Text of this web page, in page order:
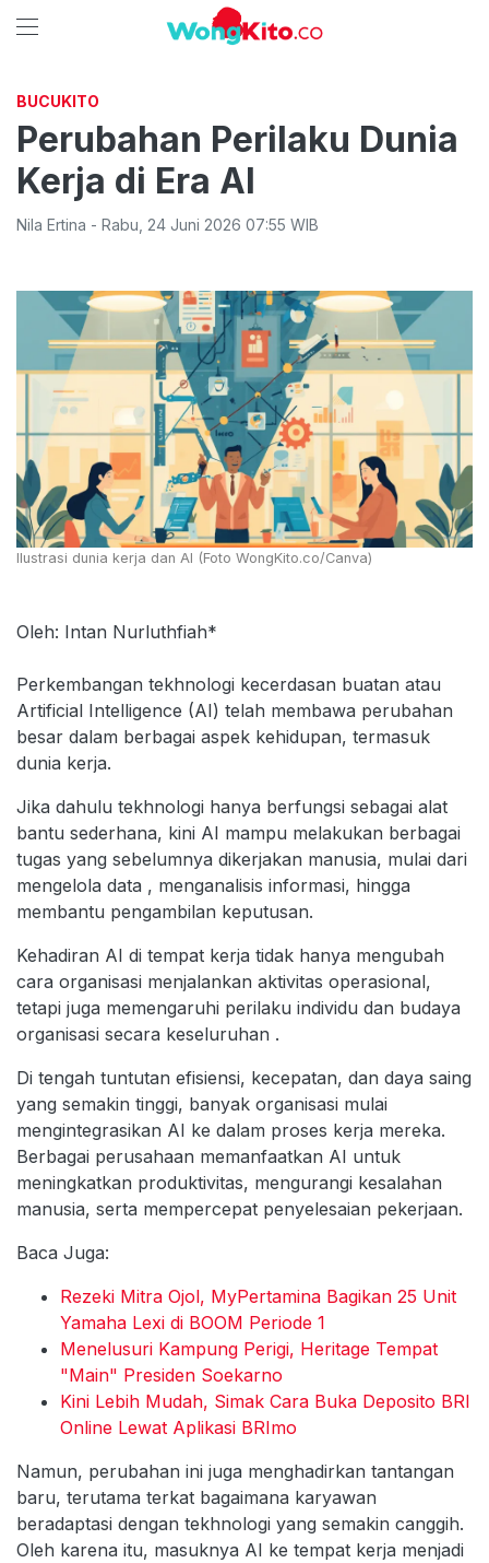
BUCUKITO
Perubahan Perilaku Dunia
Kerja di Era AI
Nila Ertina - Rabu 24 Juni 2026 07:55 WIB
Ilustrasi dunia kerja dan AI (Foto WongKito.co/Canva)
Oleh: Intan Nurluthfiah*
Perkembangan tekhnologi kecerdasan buatan atau
Artificial Intelligence (AI) telah membawa perubahan
besar dalam berbagai aspek kehidupan, termasuk
dunia kerja.
Jika dahulu tekhnologi hanya berfungsi sebagai alat
bantu sederhana, kini AI mampu melakukan berbagai
tugas yang sebelumnya dikerjakan manusia, mulai dari
mengelola data , menganalisis informasi, hingga
membantu pengambilan keputusan.
Kehadiran AI di tempat kerja tidak hanya mengubah
cara organisasi menjalankan aktivitas operasional,
tetapi juga memengaruhi perilaku individu dan budaya
organisasi secara keseluruhan .
Di tengah tuntutan efisiensi, kecepatan, dan daya saing
yang semakin tinggi, banyak organisasi mulai
mengintegrasikan AI ke dalam proses kerja mereka.
Berbagai perusahaan memanfaatkan AI untuk
meningkatkan produktivitas, mengurangi kesalahan
manusia, serta mempercepat penyelesaian pekerjaan.
Baca Juga:
Rezeki Mitra Ojol, MyPertamina Bagikan 25 Unit
Yamaha Lexi di BOOM Periode 1
Menelusuri Kampung Perigi, Heritage Tempat
"Main" Presiden Soekarno
Kini Lebih Mudah, Simak Cara Buka Deposito BRI
Online Lewat Aplikasi BRImo
Namun, perubahan ini juga menghadirkan tantangan
baru, terutama terkat bagaimana karyawan
beradaptasi dengan tekhnologi yang semakin canggih.
Oleh karena itu, masuknya AI ke tempat kerja menjadi